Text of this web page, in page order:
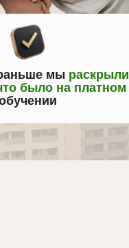
мы раскрыли
было на платном